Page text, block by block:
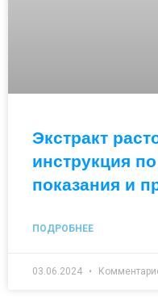
Экстракт
инструкция
показания и
ПОДРОБНЕЕ
03.06.2024